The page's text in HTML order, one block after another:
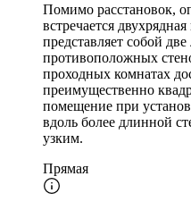
Помимо расстановок,
встречается
представляет собой
противоположных
проходных комнатах
преимущественно
помещение при
вдоль более длинной
узким.
Прямая